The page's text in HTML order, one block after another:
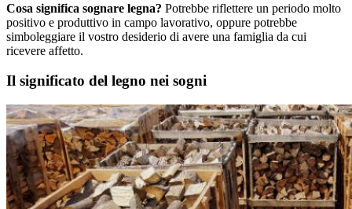
Cosa significa sognare legna? Potrebbe riflettere un periodo molto
positivo e produttivo in campo lavorativo, oppure potrebbe
simboleggiare il vostro desiderio di avere una famiglia da cui
ricevere affetto.
Il significato del legno nei sogni